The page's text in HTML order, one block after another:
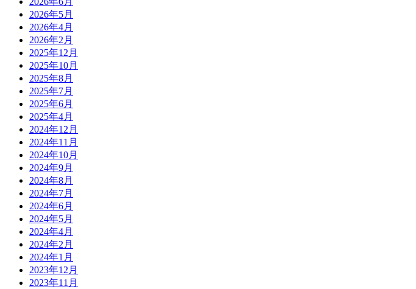
2026年5月
2026年4月
2026年2月
2025年12月
2025年10月
2025年8月
2025年7月
2025年6月
2025年4月
2024年12月
2024年11月
2024年10月
2024年9月
2024年8月
2024年7月
2024年6月
2024年5月
2024年4月
2024年2月
2024年1月
2023年12月
2023年11月